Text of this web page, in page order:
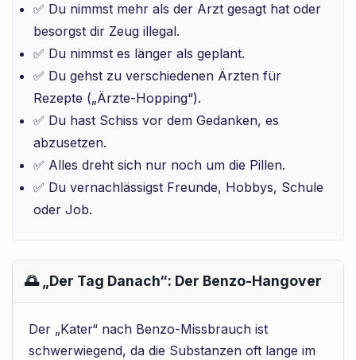
✅ Du nimmst mehr als der Arzt gesagt hat oder
besorgst dir Zeug illegal.
✅ Du nimmst es länger als geplant.
✅ Du gehst zu verschiedenen Ärzten für
Rezepte („Ärzte-Hopping“).
✅ Du hast Schiss vor dem Gedanken, es
abzusetzen.
✅ Alles dreht sich nur noch um die Pillen.
✅ Du vernachlässigst Freunde, Hobbys, Schule
oder Job.
🌅 „Der Tag Danach“: Der Benzo-Hangover
Der „Kater“ nach Benzo-Missbrauch ist
schwerwiegend, da die Substanzen oft lange im